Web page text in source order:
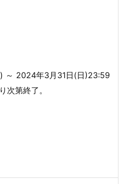
～ 2024年3月31日(日)23:59
次第終了。